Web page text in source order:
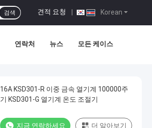
Korean
견적 요청
검색
연락처 뉴스 모든 케이스
16A KSD301-R 이중 금속 열기계 100000주
기 KSD301-G 열기계 온도 조절기
지금 연락하세요 더 알아보기